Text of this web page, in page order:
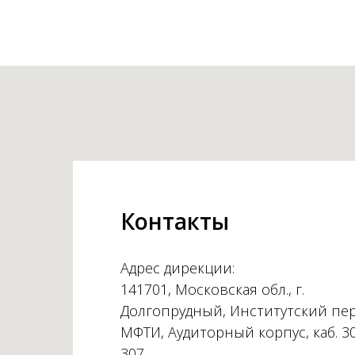
Контакты
Адрес дирекции:
141701, Московская обл., г.
Долгопрудный, Институтский
МФТИ, Аудиторный корпус, каб.